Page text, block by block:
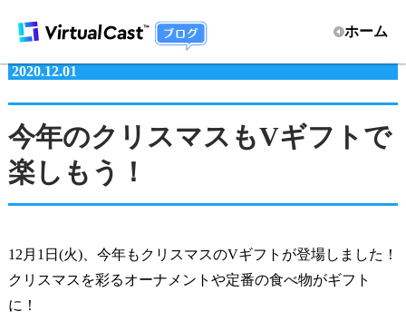
ホーム
2020.12.01
今年のクリスマスもVギフトで
楽しもう！
12月1日(火)、今年もクリスマスのVギフトが登場しました！
クリスマスを彩るオーナメントや定番の食べ物がギフト
に！